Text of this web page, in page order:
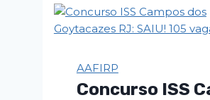
AAFIRP
Concurso ISS